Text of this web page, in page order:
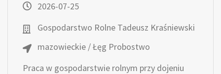
2026-07-25
Gospodarstwo Rolne Tadeusz Kraśniewski
mazowieckie / Łęg Probostwo
Praca w gospodarstwie rolnym przy dojeniu